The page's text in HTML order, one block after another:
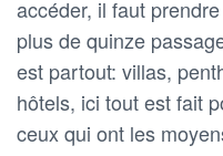
accéder, il faut
plus de quinze
est partout: villas,
hôtels, ici tout est fait
ceux qui ont les